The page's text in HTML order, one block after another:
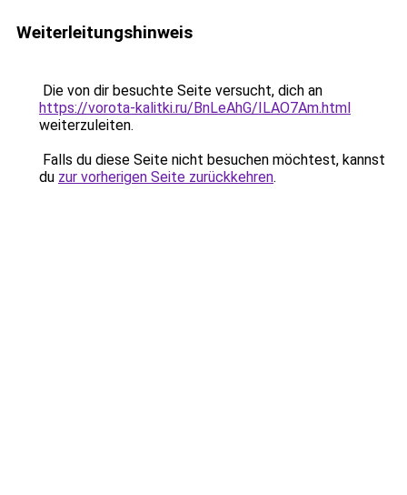
Weiterleitungshinweis
Die von dir besuchte Seite versucht, dich an
https://vorota-kalitki.ru/BnLeAhG/ILAO7Am.html
weiterzuleiten.
Falls du diese Seite nicht besuchen möchtest, kannst
du zur vorherigen Seite zurückkehren.